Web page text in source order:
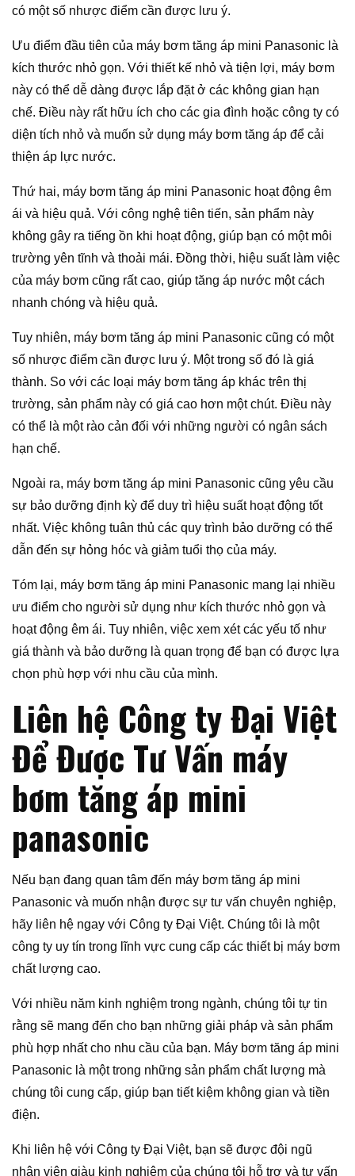
có một số nhược điểm cần được lưu ý.
Ưu điểm đầu tiên của máy bơm tăng áp mini Panasonic là
kích thước nhỏ gọn. Với thiết kế nhỏ và tiện lợi, máy bơm
này có thể dễ dàng được lắp đặt ở các không gian hạn
chế. Điều này rất hữu ích cho các gia đình hoặc công ty có
diện tích nhỏ và muốn sử dụng máy bơm tăng áp để cải
thiện áp lực nước.
Thứ hai, máy bơm tăng áp mini Panasonic hoạt động êm
ái và hiệu quả. Với công nghệ tiên tiến, sản phẩm này
không gây ra tiếng ồn khi hoạt động, giúp bạn có một môi
trường yên tĩnh và thoải mái. Đồng thời, hiệu suất làm việc
của máy bơm cũng rất cao, giúp tăng áp nước một cách
nhanh chóng và hiệu quả.
Tuy nhiên, máy bơm tăng áp mini Panasonic cũng có một
số nhược điểm cần được lưu ý. Một trong số đó là giá
thành. So với các loại máy bơm tăng áp khác trên thị
trường, sản phẩm này có giá cao hơn một chút. Điều này
có thể là một rào cản đối với những người có ngân sách
hạn chế.
Ngoài ra, máy bơm tăng áp mini Panasonic cũng yêu cầu
sự bảo dưỡng định kỳ để duy trì hiệu suất hoạt động tốt
nhất. Việc không tuân thủ các quy trình bảo dưỡng có thể
dẫn đến sự hỏng hóc và giảm tuổi thọ của máy.
Tóm lại, máy bơm tăng áp mini Panasonic mang lại nhiều
ưu điểm cho người sử dụng như kích thước nhỏ gọn và
hoạt động êm ái. Tuy nhiên, việc xem xét các yếu tố như
giá thành và bảo dưỡng là quan trọng để bạn có được lựa
chọn phù hợp với nhu cầu của mình.
Liên hệ Công ty Đại Việt
Để Được Tư Vấn máy
bơm tăng áp mini
panasonic
Nếu bạn đang quan tâm đến máy bơm tăng áp mini
Panasonic và muốn nhận được sự tư vấn chuyên nghiệp,
hãy liên hệ ngay với Công ty Đại Việt. Chúng tôi là một
công ty uy tín trong lĩnh vực cung cấp các thiết bị máy bơm
chất lượng cao.
Với nhiều năm kinh nghiệm trong ngành, chúng tôi tự tin
rằng sẽ mang đến cho bạn những giải pháp và sản phẩm
phù hợp nhất cho nhu cầu của bạn. Máy bơm tăng áp mini
Panasonic là một trong những sản phẩm chất lượng mà
chúng tôi cung cấp, giúp bạn tiết kiệm không gian và tiền
điện.
Khi liên hệ với Công ty Đại Việt, bạn sẽ được đội ngũ
nhân viên giàu kinh nghiệm của chúng tôi hỗ trợ và tư vấn